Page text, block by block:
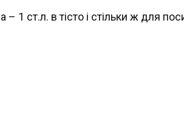
– 1 ст.л. в тісто і стільки ж для